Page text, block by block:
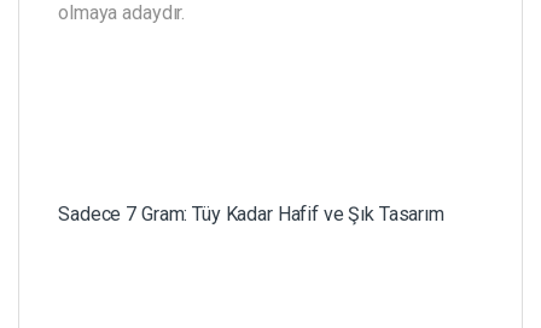
olmaya adaydır.
Sadece 7 Gram: Tüy Kadar Hafif ve Şık Tasarım